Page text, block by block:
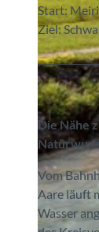
© MAMO
Start:
Ziel:
Die Nähe
Vom
Aare läuft
Wasser